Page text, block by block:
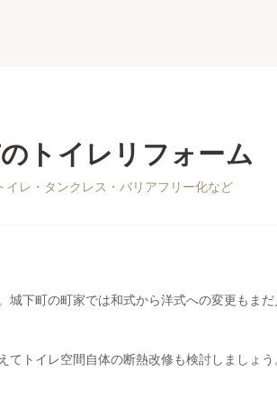
の トイレリフォーム
イレ・タンクレス・バリアフリー化など
下町の町家では和式から洋式への変更もまだ
トイレ空間自体の断熱改修も検討しましょ